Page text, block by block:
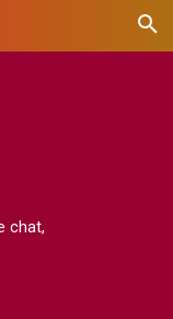
chat,